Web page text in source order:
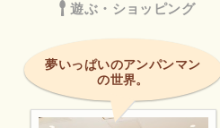
遊ぶ・ショッピング
夢いっぱいのアンパンマン
の世界。